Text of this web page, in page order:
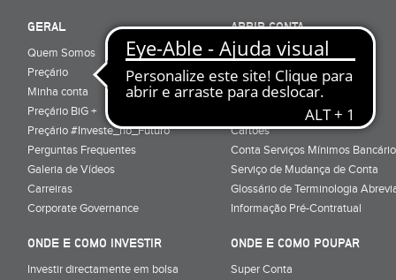
GERAL
Quem Somos
Preçário
Minha conta
Preçário BiG +
Preçário #Investe_no_Futuro
Perguntas Frequentes
Galeria de Vídeos
Carreiras
Corporate Governance
ABRIR CONTA
Porquê ser cliente
Particulares
Júnior (sub-18)
Cartões
Conta Serviços Mínimos
Serviço de Mudança de Conta
Glossário de Terminologia
Informação Pré-Contratual
ONDE E COMO INVESTIR
Investir directamente em bolsa
ONDE E COMO POUPAR
Super Conta